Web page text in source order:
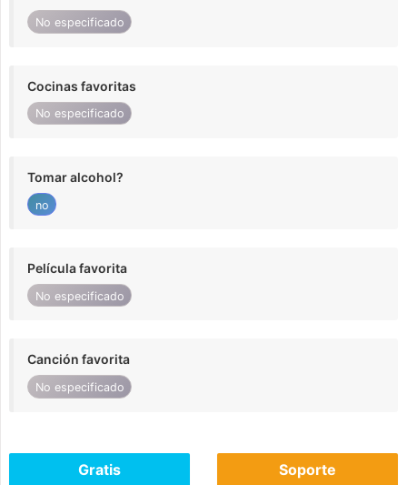
No especificado
Cocinas favoritas
No especificado
Tomar alcohol?
no
Película favorita
No especificado
Canción favorita
No especificado
Gratis Soporte